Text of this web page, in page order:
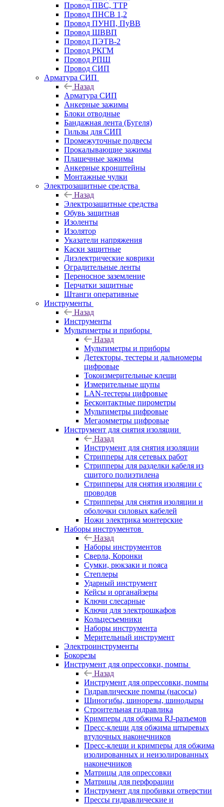
Провод ПВС, ТТР
Провод ПНСВ 1,2
Провод ПУНП, ПуВВ
Провод ШВВП
Провод ПЭТВ-2
Провод РКГМ
Провод РПШ
Провод СИП
Арматура СИП
Назад
Арматура СИП
Анкерные зажимы
Блоки отводные
Бандажная лента (Бугеля)
Гильзы для СИП
Промежуточные подвесы
Прокалывающие зажимы
Плашечные зажимы
Анкерные кронштейны
Монтажные чулки
Электрозащитные средства
Назад
Электрозащитные средства
Обувь защитная
Изоленты
Изолятор
Указатели напряжения
Каски защитные
Диэлектрические коврики
Оградительные ленты
Переносное заземление
Перчатки защитные
Штанги оперативные
Инструменты
Назад
Инструменты
Мультиметры и приборы
Назад
Мультиметры и приборы
Детекторы, тестеры и дальномеры
цифровые
Токоизмерительные клещи
Измерительные щупы
LAN-тестеры цифровые
Бесконтактные пирометры
Мультиметры цифровые
Мегаомметры цифровые
Инструмент для снятия изоляции
Назад
Инструмент для снятия изоляции
Стрипперы для сетевых работ
Стрипперы для разделки кабеля из
сшитого полиэтилена
Cтрипперы для снятия изоляции с
проводов
Стрипперы для снятия изоляции и
оболочки силовых кабелей
Ножи электрика монтерские
Наборы инструментов
Назад
Наборы инструментов
Сверла, Коронки
Сумки, рюкзаки и пояса
Степлеры
Ударный инструмент
Кейсы и органайзеры
Ключи слесарные
Ключи для электрошкафов
Кольцесъемники
Наборы инструмента
Мерительный инструмент
Электроинструменты
Бокорезы
Инструмент для опрессовки, помпы
Назад
Инструмент для опрессовки, помпы
Гидравлические помпы (насосы)
Шиногибы, шинорезы, шинодыры
Строительная гидравлика
Кримперы для обжима RJ-разъемов
Пресс-клещи для обжима штыревых
втулочных наконечников
Пресс-клещи и кримперы для обжима
изолированных и неизолированных
наконечников
Матрицы для опрессовки
Матрицы для перфорации
Инструмент для пробивки отверстии
Прессы гидравлические и